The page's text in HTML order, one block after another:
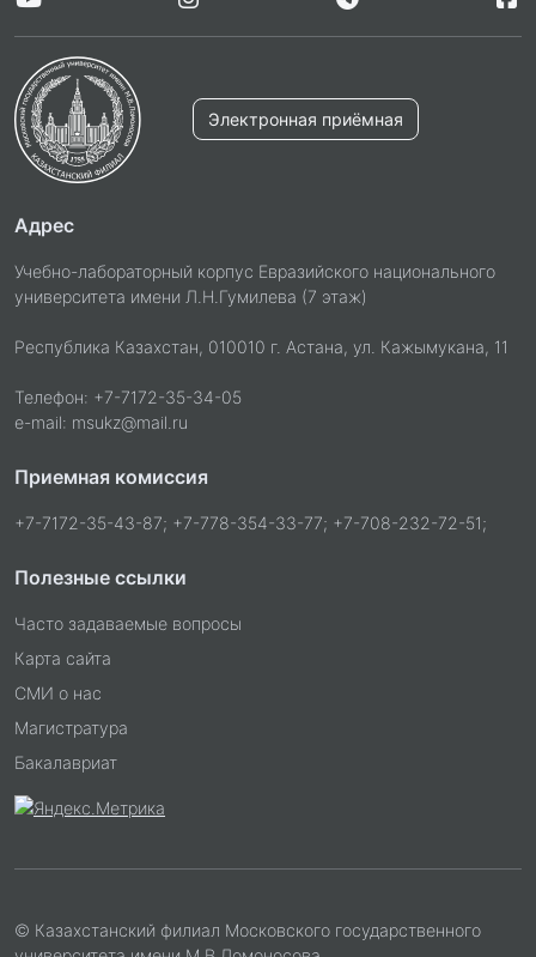
Электронная приёмная
Адрес
Учебно-лабораторный корпус Евразийского национального
университета имени Л.Н.Гумилева (7 этаж)
Республика Казахстан, 010010 г. Астана, ул. Кажымукана, 11
Телефон: +7-7172-35-34-05
e-mail: msukz@mail.ru
Приемная комиссия
+7-7172-35-43-87; +7-778-354-33-77; +7-708-232-72-51;
Полезные ссылки
Часто задаваемые вопросы
Карта сайта
СМИ о нас
Магистратура
Бакалавриат
© Казахстанский филиал Московского государственного